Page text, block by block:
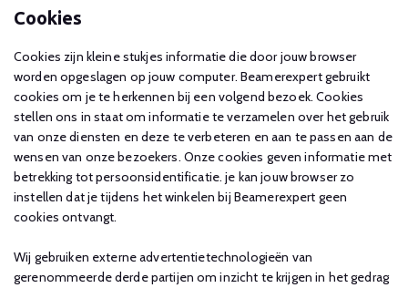
Cookies
Cookies zijn kleine stukjes informatie die door jouw browser
worden opgeslagen op jouw computer. Beamerexpert gebruikt
cookies om je te herkennen bij een volgend bezoek. Cookies
stellen ons in staat om informatie te verzamelen over het gebruik
van onze diensten en deze te verbeteren en aan te passen aan de
wensen van onze bezoekers. Onze cookies geven informatie met
betrekking tot persoonsidentificatie. je kan jouw browser zo
instellen dat je tijdens het winkelen bij Beamerexpert geen
cookies ontvangt.
Wij gebruiken externe advertentietechnologieën van
gerenommeerde derde partijen om inzicht te krijgen in het gedrag